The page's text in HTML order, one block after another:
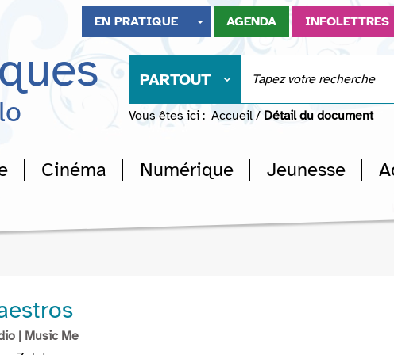
EN PRATIQUE AGENDA INFOLETTRES
PARTOUT
Vous êtes ici : Accueil / Détail du document
Cinéma Numérique Jeunesse
| Music Me